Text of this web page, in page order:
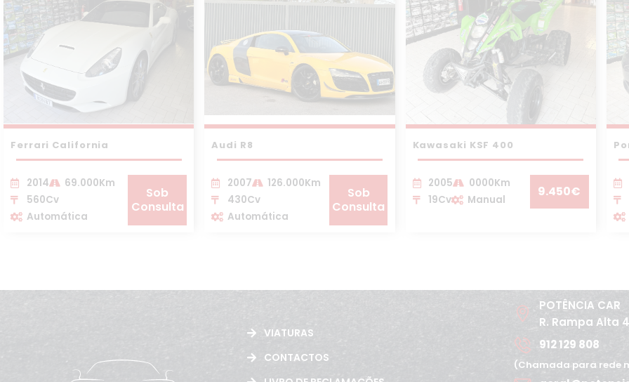
Ferrari California
2014
69.000Km
560Cv
Automática
Sob
Consulta
Audi R8
2007
126.000Km
430Cv
Automática
Sob
Consulta
Kawasaki KSF 400
2005
0000Km
19Cv
Manual
9.450€
VIATURAS
CONTACTOS
POTÊNCIA CAR
R. Rampa Alta
912 129 808
(Chamada para rede